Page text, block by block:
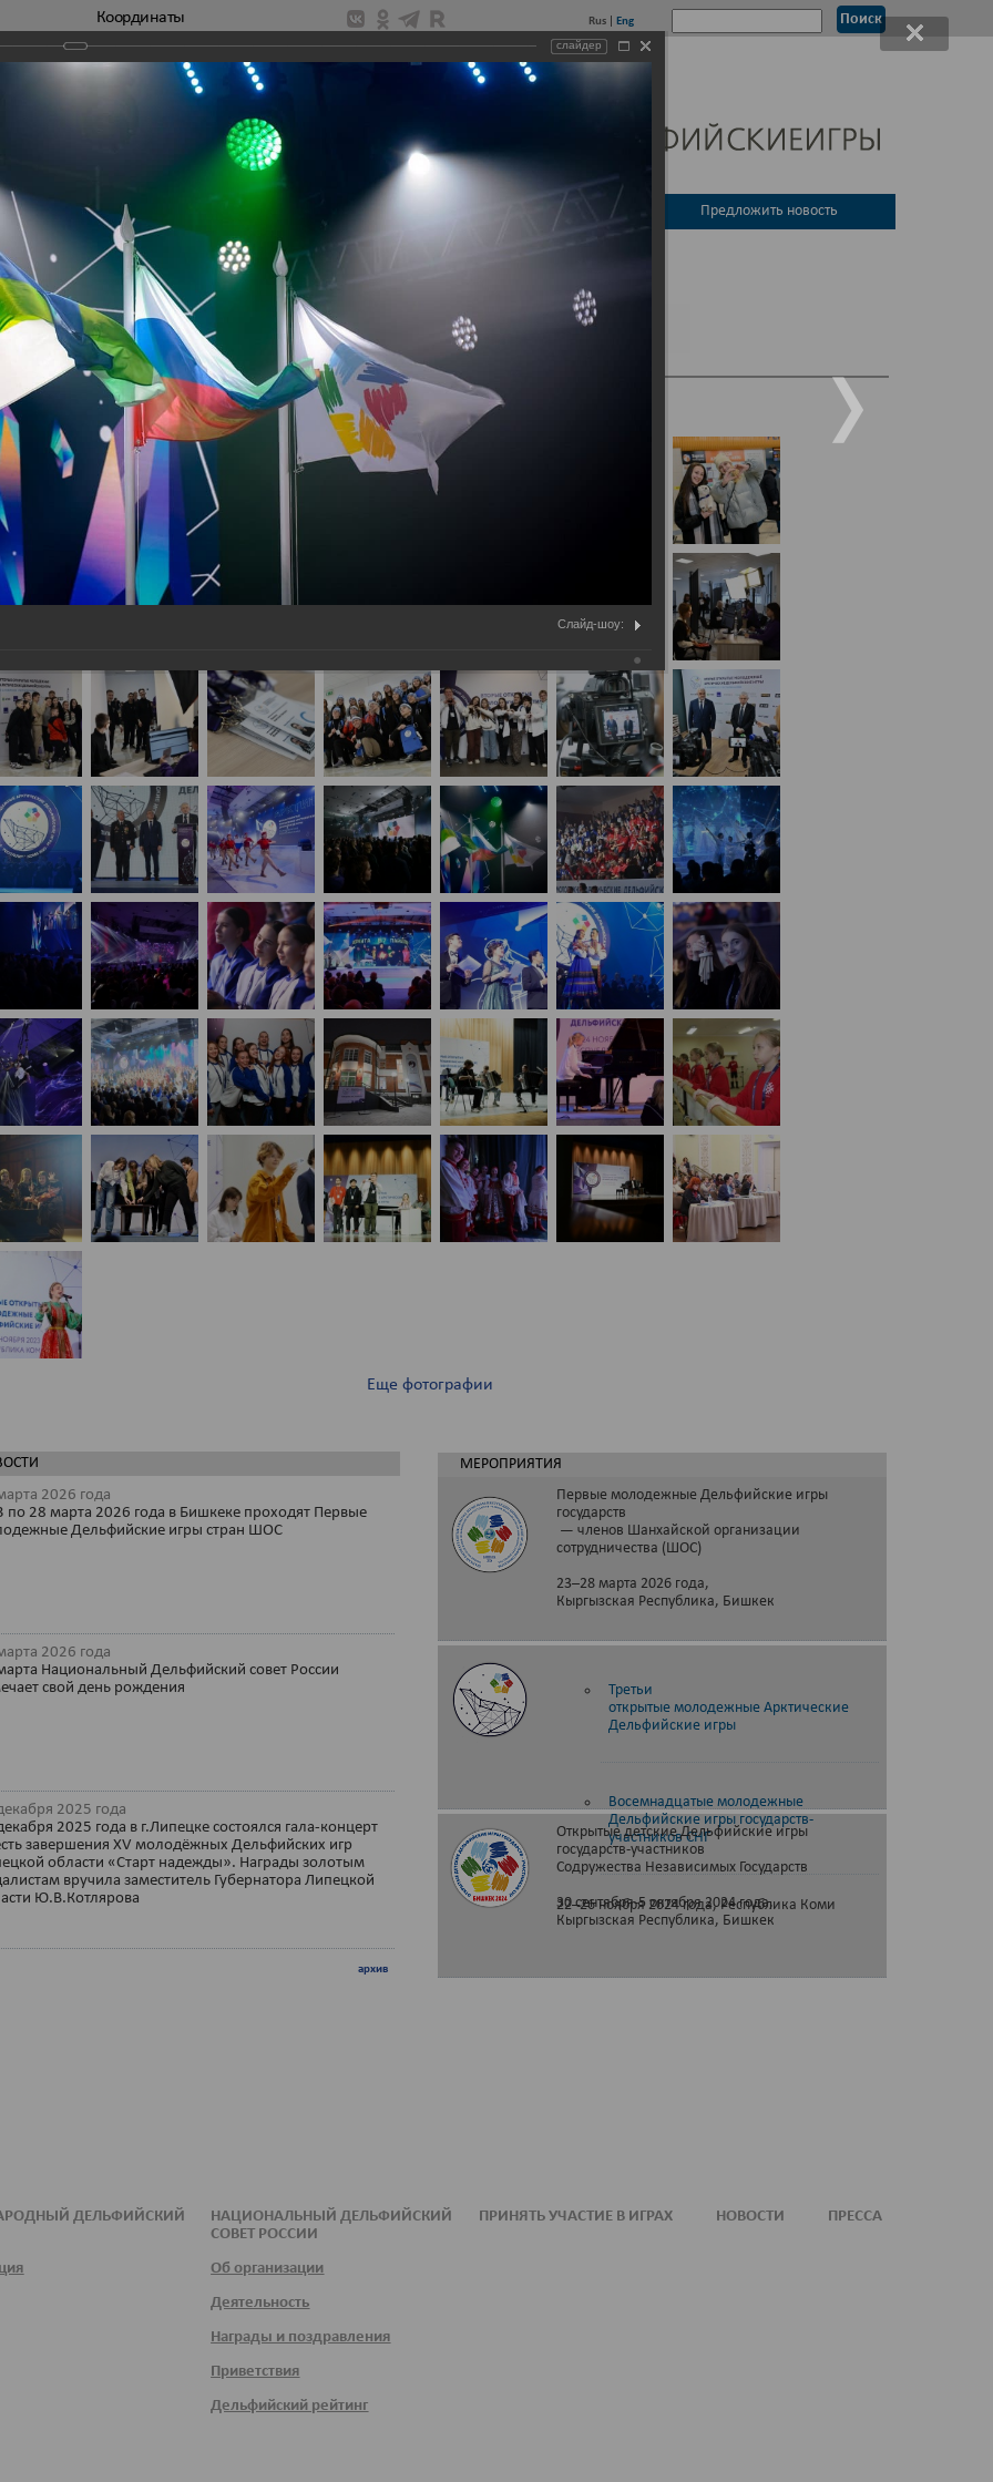
Координаты Rus Eng
Дельфийский комитет Национальный Дельфийский совет России Предложить новость
открытые молодежные Арктические Дельфийские игры
Еще фотографии
2026 года
по 28 марта 2026 года в Бишкеке проходят Первые
Дельфийские игры стран ШОС
2026 года
Национальный Дельфийский совет России
свой день рождения
2025 года
2025 года в г.Липецке состоялся гала-концерт
завершения XV молодёжных Дельфийских игр
области «Старт надежды». Награды золотым
вручила заместитель Губернатора Липецкой
Ю.В.Котлярова
архив
МЕРОПРИЯТИЯ
Первые молодежные Дельфийские игры
государств
— членов Шанхайской организации
сотрудничества (ШОС)
23–28 марта 2026 года,
Кыргызская Республика, Бишкек
Третьи
открытые молодежные Арктические
Дельфийские игры
Восемнадцатые молодежные
Дельфийские игры государств-
участников СНГ
22–26 ноября 2024 года, Республика Коми
Открытые детские Дельфийские игры
государств-участников
Содружества Независимых Государств
30 сентября-5 октября 2024 года,
Кыргызская Республика, Бишкек
ДЕЛЬФИЙСКИЙ
НАЦИОНАЛЬНЫЙ ДЕЛЬФИЙСКИЙ
СОВЕТ РОССИИ
Об организации
Деятельность
Награды и поздравления
Приветствия
Дельфийский рейтинг
ПРИНЯТЬ УЧАСТИЕ В ИГРАХ НОВОСТИ ПРЕССА
слайдер
Слайд-шоу: